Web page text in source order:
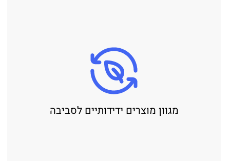
מגוון מוצרים ידידותיים לסביבה